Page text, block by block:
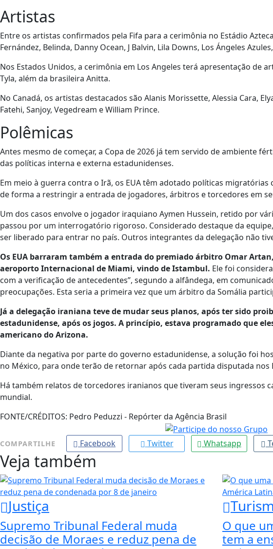
Artistas
Entre os artistas confirmados pela Fifa para a cerimônia no Estádio
Fernández, Belinda, Danny Ocean, J Balvin, Lila Downs, Los Ángeles
Nos Estados Unidos, a cerimônia em Los Angeles terá apresentação de
Tyla, além da brasileira Anitta.
No Canadá, os artistas destacados são Alanis Morissette, Alessia Cara,
Fatehi, Sanjoy, Vegedream e William Prince.
Polêmicas
Antes mesmo de começar, a Copa de 2026 já tem servido de ambiente
das políticas interna e externa estadunidenses.
Em meio à guerra contra o Irã, os EUA têm adotado políticas
de forma a restringir a entrada de jogadores, árbitros e torcedores em
Um dos casos envolve o jogador iraquiano Aymen Hussein, retido por
passou por um interrogatório rigoroso. Considerado destaque da
ser liberado para entrar no país. Outros integrantes da delegação não
Os EUA barraram também a entrada do premiado árbitro Omar
aeroporto Internacional de Miami, vindo de Istambul. Ele foi
com a verificação de antecedentes”, segundo a alfândega, em
preocupações. Esta seria a primeira vez que um árbitro da Somália
Já a delegação iraniana teve de mudar seus planos, após ter sido
estadunidense, após os jogos. A princípio, estava programado que
americano do Arizona.
Diante da negativa por parte do governo estadunidense, a solução foi
no México, para onde terão de retornar após cada partida disputada nos
Há também relatos de torcedores iranianos que tiveram seus ingressos
mundial.
FONTE/CRÉDITOS: Pedro Peduzzi - Repórter da Agência Brasil
COMPARTILHE Facebook Twitter Whatsapp
Veja também
Justiça
Supremo Tribunal Federal muda
decisão de Moraes e reduz pena de
O que
tem a